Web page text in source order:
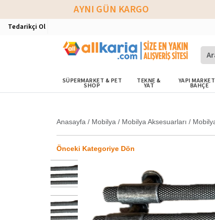
AYNI GÜN KARGO
Tedarikçi Ol
SÜPERMARKET & PET
SHOP
TEKNE &
YAT
YAPI
BAHÇE
Anasayfa / Mobilya / Mobilya Aksesuarları /
Önceki Kategoriye Dön